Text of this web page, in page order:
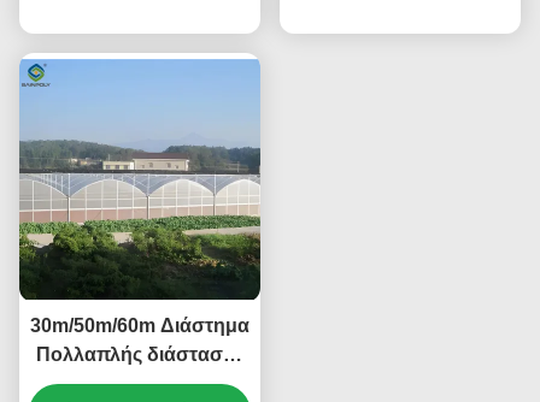
30m/50m/60m Διάστημα
Πολλαπλής διάστασης
θερμοκήπιο Φυτά